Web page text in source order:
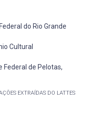
do Rio Grande
Cultural
Federal de Pelotas,
EXTRAÍDAS DO LATTES